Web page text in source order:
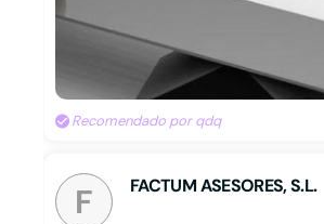
Recomendado por qdq
F FACTUM ASESORES, S.L.